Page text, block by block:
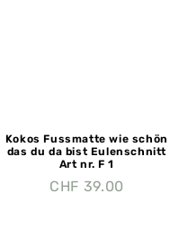
Kokos Fussmatte wie schön
das du da bist Eulenschnitt
Art nr. F 1
CHF 39.00